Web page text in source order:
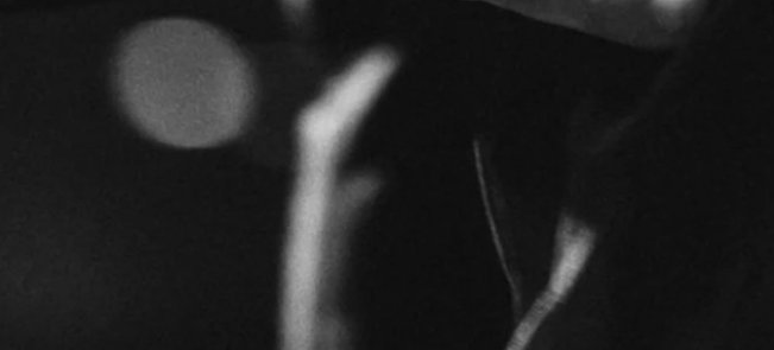
Reisetipp: Buenos Aires und
Corona